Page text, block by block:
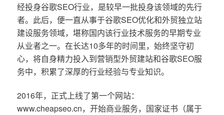
经投身谷歌SEO行业，是较早一批投身该领域的先行
者。此后，便一直从事于谷歌SEO优化和外贸独立站
建设服务领域，堪称国内该行业技术服务的早期专业
从业者之一。在长达10多年的时间里，始终坚守初
心，将自身精力投入到营销型外贸建站和谷歌SEO服
务中，积累了深厚的行业经验与专业知识。
2016年，正式上线了第一个网站：
www.cheapseo.cn，开始商业服务，国家证书（属于